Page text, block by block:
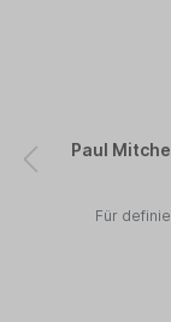
Paul Mitchell Tea Tree LAVENDER MINT
Für